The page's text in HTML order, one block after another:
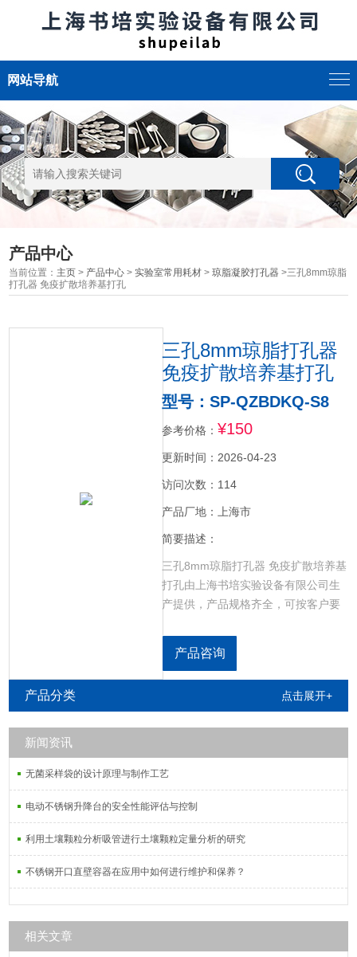
网站导航
产品中心
当前位置： 主页 > 产品中心 >实验室常用耗材 >琼脂凝胶打孔器 >三孔8mm琼脂
打孔器 免疫扩散培养基打孔
三孔8mm琼脂打孔器
免疫扩散培养基打孔
型号：SP-QZBDKQ-S8
参考价格： ¥150
更新时间：2026-04-23
访问次数：114
产品厂地：上海市
简要描述：
三孔8mm琼脂打孔器 免疫扩散培养基
打孔由上海书培实验设备有限公司生
产提供，产品规格齐全，可按客户要
验，琼脂扩散实验，抗生素敏感实验
等。规格有：单孔，三孔，五孔，七
产品咨询
产品分类 点击展开+
新闻资讯
无菌采样袋的设计原理与制作工艺
电动不锈钢升降台的安全性能评估与控制
利用土壤颗粒分析吸管进行土壤颗粒定量分析的研究
不锈钢开口直壁容器在应用中如何进行维护和保养？
相关文章